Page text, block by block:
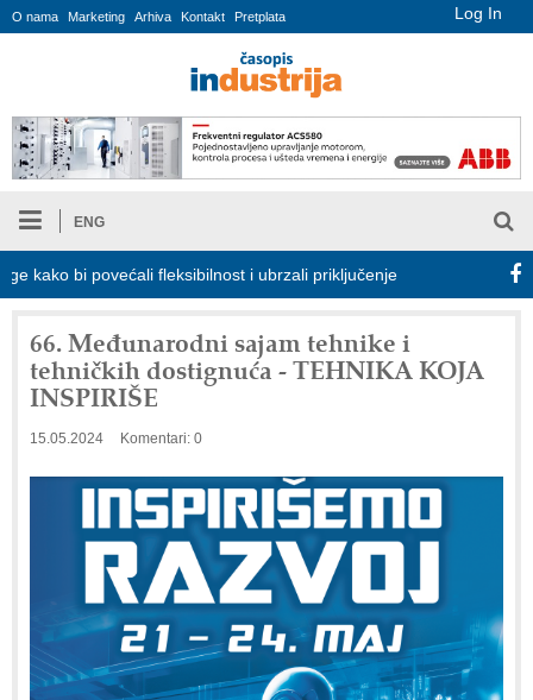
Log In
O nama Marketing Arhiva Kontakt Pretplata
ENG
bi povećali fleksibilnost i ubrzali priključenje na elektroenergetsku
66. Međunarodni sajam tehnike i
tehničkih dostignuća - TEHNIKA KOJA
INSPIRIŠE
15.05.2024 Komentari: 0